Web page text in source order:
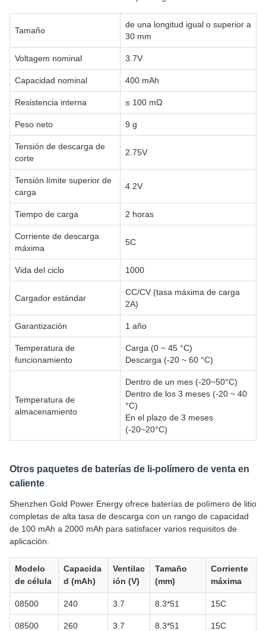
Tamaño
de una longitud igual o superior a
30 mm
Voltagem nominal 3.7V
Capacidad nominal 400 mAh
Resistencia interna ≤ 100 mΩ
Peso neto 9 g
Tensión de descarga de
corte
2.75V
Tensión límite superior de
carga
4.2V
Tiempo de carga 2 horas
Corriente de descarga
máxima
5C
Vida del ciclo 1000
Cargador estándar
CC/CV (tasa máxima de carga
2A)
Garantización 1 año
Temperatura de
funcionamiento
Carga (0 ~ 45 °C)
Descarga (-20 ~ 60 °C)
Temperatura de
almacenamiento
Dentro de un mes (-20~50°C)
Dentro de los 3 meses (-20 ~ 40
°C)
En el plazo de 3 meses
(-20~20°C)
Otros paquetes de baterías de li-polímero de venta en
caliente
Shenzhen Gold Power Energy ofrece baterías de polímero de litio
completas de alta tasa de descarga con un rango de capacidad
de 100 mAh a 2000 mAh para satisfacer varios requisitos de
aplicación.
Modelo
de célula
Capacida
d (mAh)
Ventilac
ión (V)
Tamaño
(mm)
Corriente
máxima
08500 240 3.7 8.3*51 15C
08500 260 3.7 8.3*51 15C